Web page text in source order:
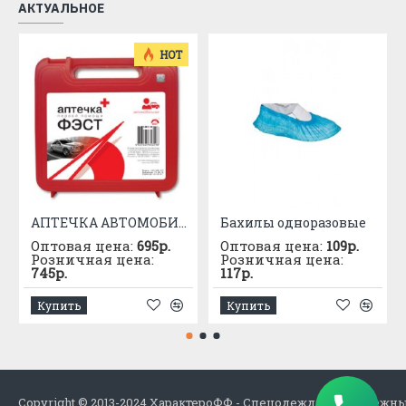
Размер: с 80-84 по 120-124
АКТУАЛЬНОЕ
HOT
АПТЕЧКА АВТОМОБИЛЬНАЯ приказ №1080
Оптовая цена: 695р.
Розничная цена:
745р.
Купить
Бахилы одноразовые
Оптовая цена: 109р.
Розничная цена:
117р.
Купить
Copyright © 2013-2024 ХарактероФФ - Спецодежда в